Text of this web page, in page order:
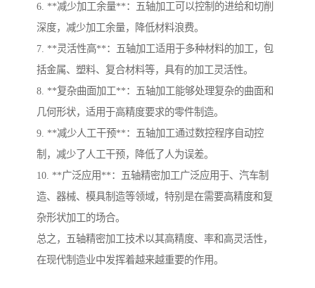
6. **减少加工余量**：五轴加工可以控制的进给和切削
深度，减少加工余量，降低材料浪费。
7. **灵活性高**：五轴加工适用于多种材料的加工，包
括金属、塑料、复合材料等，具有的加工灵活性。
8. **复杂曲面加工**：五轴加工能够处理复杂的曲面和
几何形状，适用于高精度要求的零件制造。
9. **减少人工干预**：五轴加工通过数控程序自动控
制，减少了人工干预，降低了人为误差。
10. **广泛应用**：五轴精密加工广泛应用于、汽车制
造、器械、模具制造等领域，特别是在需要高精度和复
杂形状加工的场合。
总之，五轴精密加工技术以其高精度、率和高灵活性，
在现代制造业中发挥着越来越重要的作用。